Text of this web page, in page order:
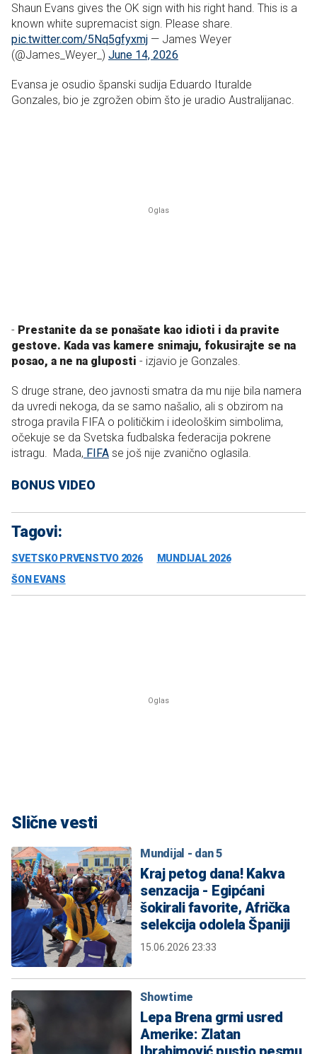
Shaun Evans gives the OK sign with his right hand. This is a
known white supremacist sign. Please share.
pic.twitter.com/5Nq5gfyxmj — James Weyer
(@James_Weyer_) June 14, 2026
Evansa je osudio španski sudija Eduardo Ituralde
Gonzales, bio je zgrožen obim što je uradio Australijanac.
- Prestanite da se ponašate kao idioti i da pravite
gestove. Kada vas kamere snimaju, fokusirajte se na
posao, a ne na gluposti - izjavio je Gonzales.
S druge strane, deo javnosti smatra da mu nije bila namera
da uvredi nekoga, da se samo našalio, ali s obzirom na
stroga pravila FIFA o političkim i ideološkim simbolima,
očekuje se da Svetska fudbalska federacija pokrene
istragu. Mada, FIFA se još nije zvanično oglasila.
BONUS VIDEO
Tagovi:
SVETSKO PRVENSTVO 2026
MUNDIJAL 2026
ŠON EVANS
Slične vesti
Mundijal - dan 5
Kraj petog dana! Kakva
senzacija - Egipćani
šokirali favorite, Afrička
selekcija odolela Španiji
15.06.2026 23:33
Showtime
Lepa Brena grmi usred
Amerike: Zlatan